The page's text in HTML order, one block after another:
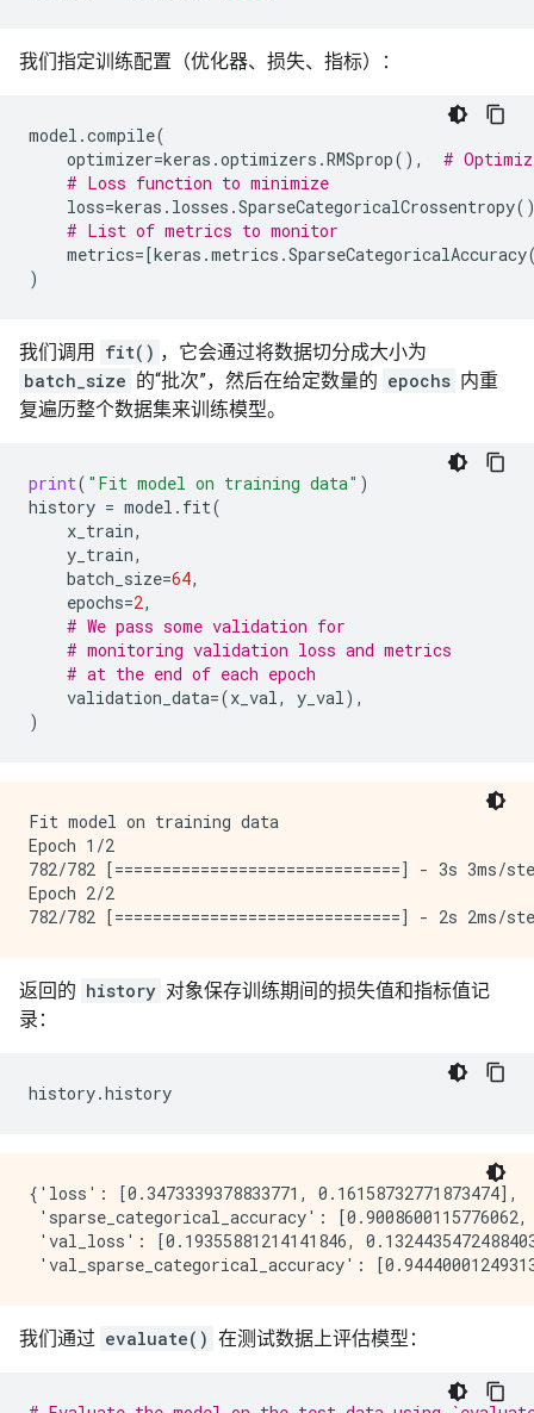
我们指定训练配置（优化器、损失、指标）：
model .compile(
optimizer=keras .optimizers .RMSprop(),
#
# Loss function to minimize
loss=keras . losses .SparseCategoricalCrossentropy
# List of metrics to monitor
metrics=[keras .metrics .SparseCategoricalAccuracy
)
我们调用 fit() ，它会通过将数据切分成大小为
batch_size 的“批次”，然后在给定数量的 epochs 内重
复遍历整个数据集来训练模型。
print( "Fit model on training data" )
history = model . fit(
x_train,
y_train,
batch_size=64,
epochs=2,
# We pass some validation for
# monitoring validation loss and metrics
# at the end of each epoch
validation_data=(x_val, y_val),
)
Fit model on training data
Epoch 1/2
782/782 [==============================] - 3s
Epoch 2/2
返回的 history 对象保存训练期间的损失值和指标值记
录：
history.history
{'loss': [0.3473339378833771, 0.16158732771873474],
'sparse_categorical_accuracy': [0.9008600115776062,
'val_loss': [0.19355881214141846,
我们通过 evaluate() 在测试数据上评估模型：